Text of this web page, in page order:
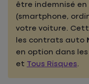
être indemnisé
(smartphone,
votre voiture.
les contrats auto
en option dans
et Tous Risques.